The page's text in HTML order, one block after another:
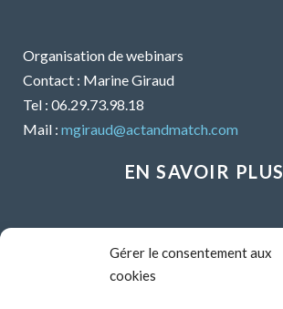
Gérer le consentement aux
cookies
Organisation de webinars
Contact : Marine Giraud
Tel : 06.29.73.98.18
Mail : mgiraud@actandmatch.com
EN SAVOIR PLUS
Organiser un webinar